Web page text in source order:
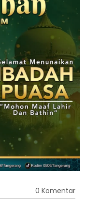
0 Komentar